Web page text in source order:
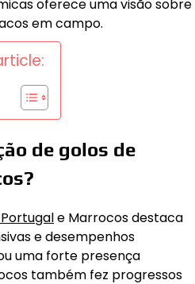
oferece uma visão sobre
em campo.
de golos de
e Marrocos destaca
e desempenhos
uma forte presença
também fez progressos